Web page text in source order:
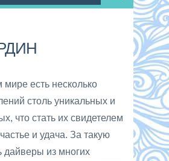
есть несколько
столь уникальных и
что стать их свидетелем
и удача. За такую
дайверы из многих